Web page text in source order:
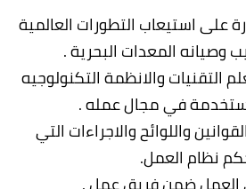
على استيعاب التطورات العالمية
وصيانه المعدات البحرية .
التقنيات والانظمة التكنولوجيه
في مجال عمله .
واللوائح والاجراءات التي
نظام العمل.